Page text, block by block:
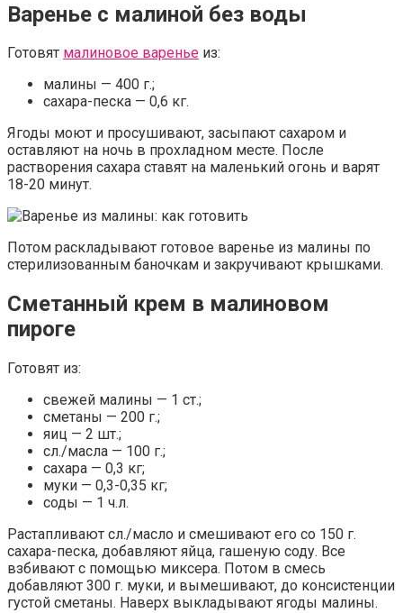
Варенье с малиной без воды
Готовят малиновое варенье из:
малины — 400 г.;
сахара-песка — 0,6 кг.
Ягоды моют и просушивают, засыпают сахаром и
оставляют на ночь в прохладном месте. После
растворения сахара ставят на маленький огонь и варят
18-20 минут.
Потом раскладывают готовое варенье из малины по
стерилизованным баночкам и закручивают крышками.
Сметанный крем в малиновом
пироге
Готовят из:
свежей малины — 1 ст.;
сметаны — 200 г.;
яиц — 2 шт.;
сл./масла — 100 г.;
сахара — 0,3 кг;
муки — 0,3-0,35 кг;
соды — 1 ч.л.
Растапливают сл./масло и смешивают его со 150 г.
сахара-песка, добавляют яйца, гашеную соду. Все
взбивают с помощью миксера. Потом в смесь
добавляют 300 г. муки, и вымешивают, до консистенции
густой сметаны. Наверх выкладывают ягоды малины.